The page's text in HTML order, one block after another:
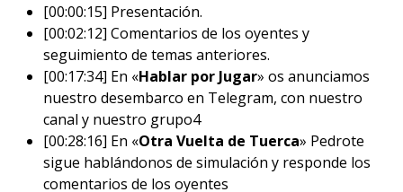
[00:00:15] Presentación.
[00:02:12] Comentarios de los oyentes y
seguimiento de temas anteriores.
[00:17:34] En «Hablar por Jugar» os anunciamos
nuestro desembarco en Telegram, con nuestro
canal y nuestro grupo4
[00:28:16] En «Otra Vuelta de Tuerca» Pedrote
sigue hablándonos de simulación y responde los
comentarios de los oyentes